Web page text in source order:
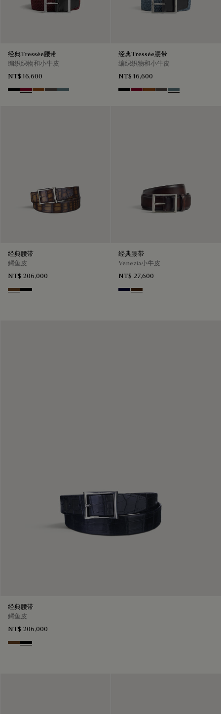
经典Tressée腰带
编织织物和小牛皮
NT$ 16,600
BlackSaint Emilion Tri
Dark Toffee
GreyStone Denim
经典Tressée腰带
编织织物和小牛皮
NT$ 16,600
BlackSaint Emilion Tri
Dark Toffee
GreyStone Denim
经典腰带
鳄鱼皮
NT$ 206,000
Tobacco Bis
Nero
经典腰带
Venezia小牛皮
NT$ 27,600
Nero BluMarrone Intenso
经典腰带
鳄鱼皮
NT$ 206,000
Tobacco Bis
Nero